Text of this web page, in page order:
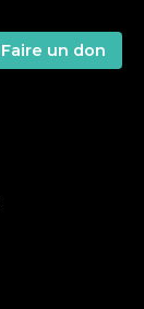
Faire un don